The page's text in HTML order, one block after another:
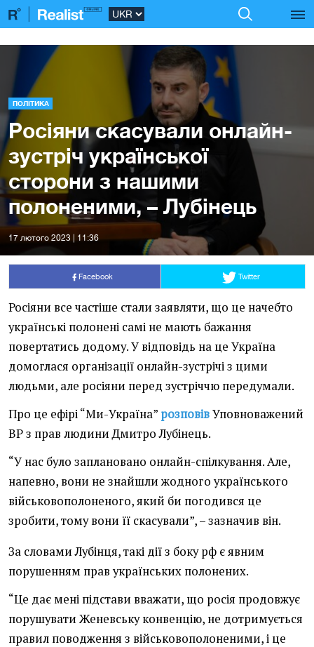
ПОЛІТИКА
Росіяни скасували онлайн-
зустріч української
сторони з нашими
полоненими, – Лубінець
17 лютого 2023 | 11:36
Facebook Twitter
Росіяни все частіше стали заявляти, що це начебто
українські полонені самі не мають бажання
повертатись додому. У відповідь на це Україна
домоглася організації онлайн-зустрічі з цими
людьми, але росіяни перед зустріччю передумали.
Про це ефірі “Ми-Україна” розповівУповноважений
ВР з прав людини Дмитро Лубінець.
“У нас було заплановано онлайн-спілкування. Але,
напевно, вони не знайшли жодного українського
військовополоненого, який би погодився це
зробити, тому вони її скасували”, – зазначив він.
За словами Лубінця, такі дії з боку рф є явним
порушенням прав українських полонених.
“Це дає мені підстави вважати, що росія продовжує
порушувати Женевську конвенцію, не дотримується
правил поводження з військовополоненими, і це